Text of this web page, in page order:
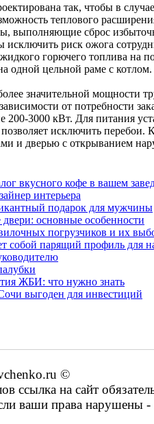
так, чтобы в
теплового
выполняющие сброс
исключить риск ожога
горючего топлива
одной цельной раме с котлом.
значительной мощности
от потребности
200-3000 кВт. Для питания
исключить
и дверью с открыванием
вкусного кофе в вашем
интерьера
подарок для мужчины
основные особенности
погрузчиков и их
собой парящий профиль для
ЖБИ: что нужно знать
выгоден для инвестиций
©
ссылка на сайт
ваши права нарушены